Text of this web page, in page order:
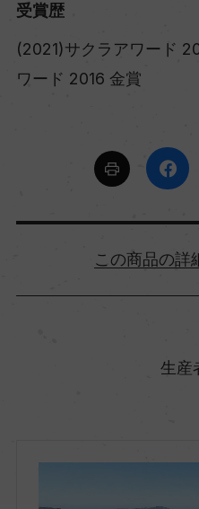
受賞歴
(2021)サクラアワード
ワード 2016 金賞
詳
生産